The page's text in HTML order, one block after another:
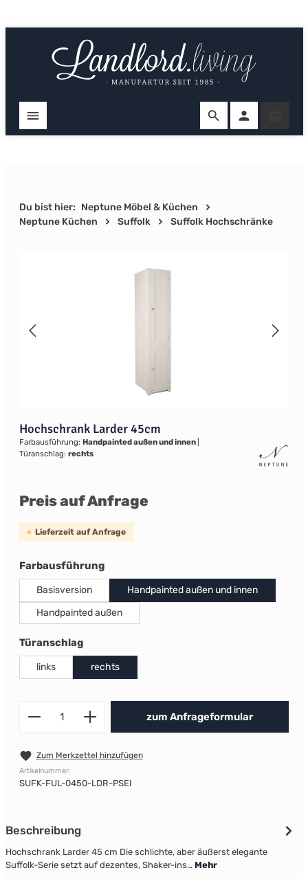
Du bist hier: Neptune Möbel & Küchen
Neptune Küchen
Suffolk Suffolk Hochschränke
Hochschrank Larder 45cm
Farbausführung: Handpainted außen und innen
Türanschlag: rechts
Preis auf Anfrage
Lieferzeit auf Anfrage
Farbausführungauswählen
Basisversion
Handpainted außen und innen
Handpainted außen
Türanschlagauswählen
links rechts
Produkt Anzahl: Gib den
zum Anfrageformular
Zum Merkzettel hinzufügen
Artikelnummer:
SUFK-FUL-0450-LDR-PSEI
Beschreibung
Hochschrank Larder 45 cm Die schlichte, aber äußerst elegante
Suffolk-Serie setzt auf dezentes, Shaker-ins… Mehr